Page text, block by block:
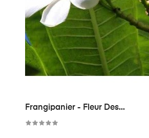
Frangipanier - Fleur Des...